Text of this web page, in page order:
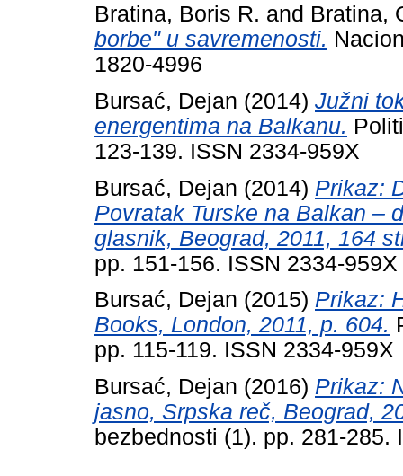
Bratina, Boris R. and Bratina,
borbe" u savremenosti.
1820-4996
Bursać, Dejan (2014) Južni
energentima na Balkanu.
123-139. ISSN 2334-959X
Bursać, Dejan (2014) Prikaz:
Povratak Turske na Balkan –
glasnik, Beograd, 2011, 164
pp. 151-156. ISSN 2334-959X
Bursać, Dejan (2015) Prikaz:
Books, London, 2011, p. 604.
pp. 115-119. ISSN 2334-959X
Bursać, Dejan (2016) Prikaz:
jasno, Srpska reč, Beograd,
bezbednosti (1). pp. 281-285.